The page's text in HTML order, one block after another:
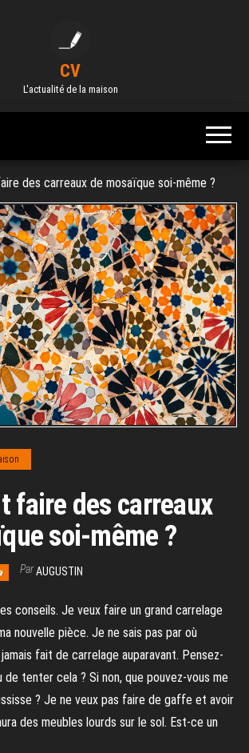
CV
L'actualité de la maison
des carreaux de mosaïque soi-même ?
faire des carreaux
soi-même ?
ParAUGUSTIN
conseils. Je veux faire un grand carrelage
nouvelle pièce. Je ne sais pas par où
jamais fait de carrelage auparavant. Pensez-
de tenter cela ? Si non, que pouvez-vous me
? Je ne veux pas faire de gaffe et avoir
des meubles lourds sur le sol. Est-ce un